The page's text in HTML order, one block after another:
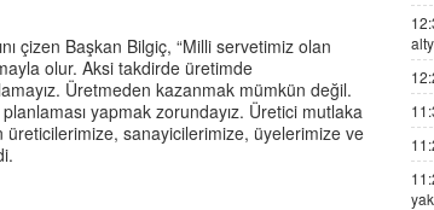
çizen Başkan Bilgiç, “Milli servetimiz olan
olur. Aksi takdirde üretimde
Üretmeden kazanmak mümkün değil.
yapmak zorundayız. Üretici mutlaka
üreticilerimize, sanayicilerimize, üyelerimize ve